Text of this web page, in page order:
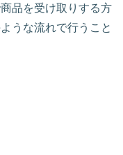
品を受け取りする方
うな流れで行うこと